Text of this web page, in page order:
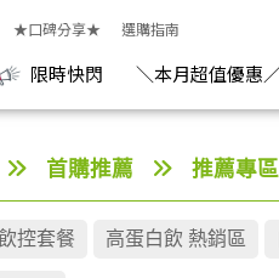
★口碑分享★ 選購指南
限時快閃 ＼本月超值優惠
首購推薦 推薦專區
控套餐 高蛋白飲 熱銷區